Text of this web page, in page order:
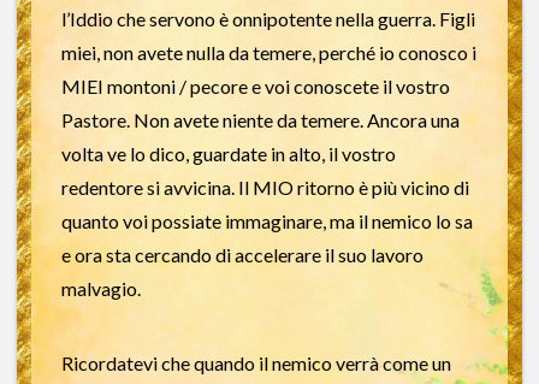
l’Iddio che servono è onnipotente nella guerra. Figli
miei, non avete nulla da temere, perché io conosco i
MIEI montoni / pecore e voi conoscete il vostro
Pastore. Non avete niente da temere. Ancora una
volta ve lo dico, guardate in alto, il vostro
redentore si avvicina. Il MIO ritorno è più vicino di
quanto voi possiate immaginare, ma il nemico lo sa
e ora sta cercando di accelerare il suo lavoro
malvagio.
Ricordatevi che quando il nemico verrà come un